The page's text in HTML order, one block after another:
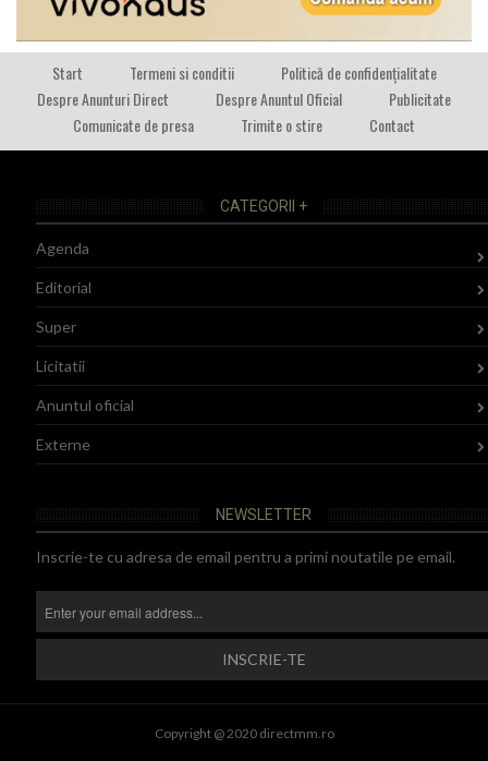
Start Termeni si conditii
Politică de confidențialitate
Despre Anunturi Direct
Despre Anuntul Oficial
Publicitate
Comunicate de presa
Trimite o stire Contact
CATEGORII +
Agenda
Editorial
Super
Licitatii
Anuntul oficial
Externe
NEWSLETTER
Inscrie-te cu adresa de email pentru a primi noutatile pe email.
Copyright @ 2020 directmm.ro